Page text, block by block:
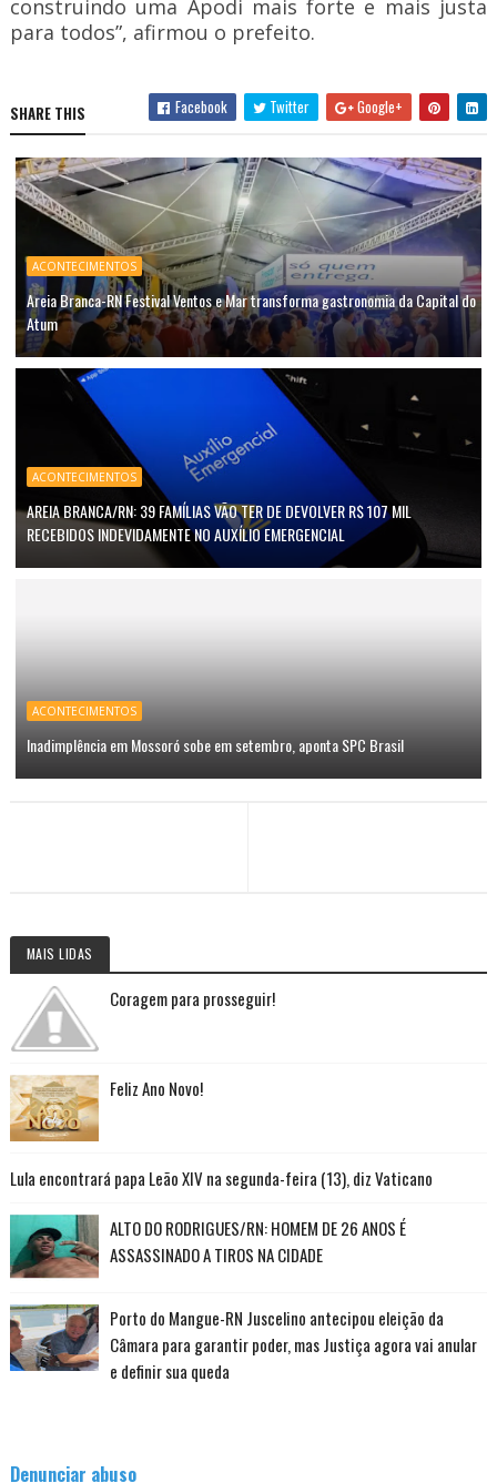
construindo uma Apodi mais forte e mais justa
para todos”, afirmou o prefeito.
SHARE THIS Facebook Twitter Google+
ACONTECIMENTOS
Areia Branca-RN Festival Ventos e Mar transforma gastronomia da Capital do
Atum
ACONTECIMENTOS
AREIA BRANCA/RN: 39 FAMÍLIAS VÃO TER DE DEVOLVER R$ 107 MIL
RECEBIDOS INDEVIDAMENTE NO AUXÍLIO EMERGENCIAL
ACONTECIMENTOS
Inadimplência em Mossoró sobe em setembro, aponta SPC Brasil
MAIS LIDAS
Coragem para prosseguir!
Feliz Ano Novo!
Lula encontrará papa Leão XIV na segunda-feira (13), diz Vaticano
ALTO DO RODRIGUES/RN: HOMEM DE 26 ANOS É
ASSASSINADO A TIROS NA CIDADE
Porto do Mangue-RN Juscelino antecipou eleição da
Câmara para garantir poder, mas Justiça agora vai anular
e definir sua queda
Denunciar abuso